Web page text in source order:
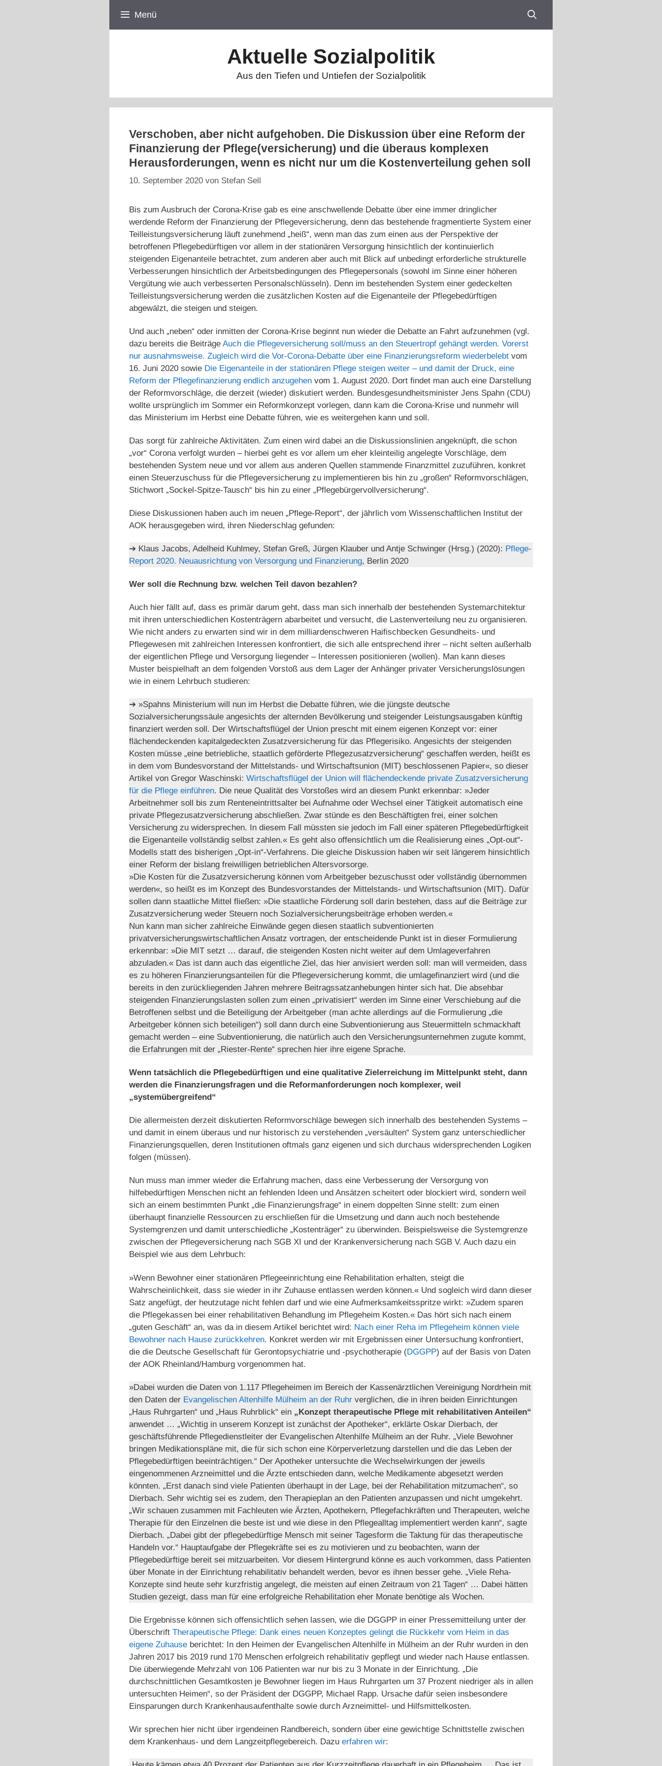
Menü
Aktuelle Sozialpolitik
Aus den Tiefen und Untiefen der Sozialpolitik
Verschoben, aber nicht aufgehoben. Die Diskussion über eine Reform der
Finanzierung der Pflege(versicherung) und die überaus komplexen
Herausforderungen, wenn es nicht nur um die Kostenverteilung gehen soll
10. September 2020 von Stefan Sell
Bis zum Ausbruch der Corona-Krise gab es eine anschwellende Debatte über eine immer dringlicher
werdende Reform der Finanzierung der Pflegeversicherung, denn das bestehende fragmentierte System einer
Teilleistungsversicherung läuft zunehmend „heiß“, wenn man das zum einen aus der Perspektive der
betroffenen Pflegebedürftigen vor allem in der stationären Versorgung hinsichtlich der kontinuierlich
steigenden Eigenanteile betrachtet, zum anderen aber auch mit Blick auf unbedingt erforderliche strukturelle
Verbesserungen hinsichtlich der Arbeitsbedingungen des Pflegepersonals (sowohl im Sinne einer höheren
Vergütung wie auch verbesserten Personalschlüsseln). Denn im bestehenden System einer gedeckelten
Teilleistungsversicherung werden die zusätzlichen Kosten auf die Eigenanteile der Pflegebedürftigen
abgewälzt, die steigen und steigen.
Und auch „neben“ oder inmitten der Corona-Krise beginnt nun wieder die Debatte an Fahrt aufzunehmen (vgl.
dazu bereits die Beiträge Auch die Pflegeversicherung soll/muss an den Steuertropf gehängt werden. Vorerst
nur ausnahmsweise. Zugleich wird die Vor-Corona-Debatte über eine Finanzierungsreform wiederbelebt vom
16. Juni 2020 sowie Die Eigenanteile in der stationären Pflege steigen weiter – und damit der Druck, eine
Reform der Pflegefinanzierung endlich anzugehen vom 1. August 2020. Dort findet man auch eine Darstellung
der Reformvorschläge, die derzeit (wieder) diskutiert werden. Bundesgesundheitsminister Jens Spahn (CDU)
wollte ursprünglich im Sommer ein Reformkonzept vorlegen, dann kam die Corona-Krise und nunmehr will
das Ministerium im Herbst eine Debatte führen, wie es weitergehen kann und soll.
Das sorgt für zahlreiche Aktivitäten. Zum einen wird dabei an die Diskussionslinien angeknüpft, die schon
„vor“ Corona verfolgt wurden – hierbei geht es vor allem um eher kleinteilig angelegte Vorschläge, dem
bestehenden System neue und vor allem aus anderen Quellen stammende Finanzmittel zuzuführen, konkret
einen Steuerzuschuss für die Pflegeversicherung zu implementieren bis hin zu „großen“ Reformvorschlägen,
Stichwort „Sockel-Spitze-Tausch“ bis hin zu einer „Pflegebürgervollversicherung“.
Diese Diskussionen haben auch im neuen „Pflege-Report“, der jährlich vom Wissenschaftlichen Institut der
AOK herausgegeben wird, ihren Niederschlag gefunden:
➔ Klaus Jacobs, Adelheid Kuhlmey, Stefan Greß, Jürgen Klauber und Antje Schwinger (Hrsg.) (2020): Pflege-
Report 2020. Neuausrichtung von Versorgung und Finanzierung, Berlin 2020
Wer soll die Rechnung bzw. welchen Teil davon bezahlen?
Auch hier fällt auf, dass es primär darum geht, dass man sich innerhalb der bestehenden Systemarchitektur
mit ihren unterschiedlichen Kostenträgern abarbeitet und versucht, die Lastenverteilung neu zu organisieren.
Wie nicht anders zu erwarten sind wir in dem milliardenschweren Haifischbecken Gesundheits- und
Pflegewesen mit zahlreichen Interessen konfrontiert, die sich alle entsprechend ihrer – nicht selten außerhalb
der eigentlichen Pflege und Versorgung liegender – Interessen positionieren (wollen). Man kann dieses
Muster beispielhaft an dem folgenden Vorstoß aus dem Lager der Anhänger privater Versicherungslösungen
wie in einem Lehrbuch studieren:
➔ »Spahns Ministerium will nun im Herbst die Debatte führen, wie die jüngste deutsche
Sozialversicherungssäule angesichts der alternden Bevölkerung und steigender Leistungsausgaben künftig
finanziert werden soll. Der Wirtschaftsflügel der Union prescht mit einem eigenen Konzept vor: einer
flächendeckenden kapitalgedeckten Zusatzversicherung für das Pflegerisiko. Angesichts der steigenden
Kosten müsse „eine betriebliche, staatlich geförderte Pflegezusatzversicherung“ geschaffen werden, heißt es
in dem vom Bundesvorstand der Mittelstands- und Wirtschaftsunion (MIT) beschlossenen Papier«, so dieser
Artikel von Gregor Waschinski: Wirtschaftsflügel der Union will flächendeckende private Zusatzversicherung
für die Pflege einführen. Die neue Qualität des Vorstoßes wird an diesem Punkt erkennbar: »Jeder
Arbeitnehmer soll bis zum Renteneintrittsalter bei Aufnahme oder Wechsel einer Tätigkeit automatisch eine
private Pflegezusatzversicherung abschließen. Zwar stünde es den Beschäftigten frei, einer solchen
Versicherung zu widersprechen. In diesem Fall müssten sie jedoch im Fall einer späteren Pflegebedürftigkeit
die Eigenanteile vollständig selbst zahlen.« Es geht also offensichtlich um die Realisierung eines „Opt-out“-
Modells statt des bisherigen „Opt-in“-Verfahrens. Die gleiche Diskussion haben wir seit längerem hinsichtlich
einer Reform der bislang freiwilligen betrieblichen Altersvorsorge.
»Die Kosten für die Zusatzversicherung können vom Arbeitgeber bezuschusst oder vollständig übernommen
werden«, so heißt es im Konzept des Bundesvorstandes der Mittelstands- und Wirtschaftsunion (MIT). Dafür
sollen dann staatliche Mittel fließen: »Die staatliche Förderung soll darin bestehen, dass auf die Beiträge zur
Zusatzversicherung weder Steuern noch Sozialversicherungsbeiträge erhoben werden.«
Nun kann man sicher zahlreiche Einwände gegen diesen staatlich subventionierten
privatversicherungswirtschaftlichen Ansatz vortragen, der entscheidende Punkt ist in dieser Formulierung
erkennbar: »Die MIT setzt … darauf, die steigenden Kosten nicht weiter auf dem Umlageverfahren
abzuladen.« Das ist dann auch das eigentliche Ziel, das hier anvisiert werden soll: man will vermeiden, dass
es zu höheren Finanzierungsanteilen für die Pflegeversicherung kommt, die umlagefinanziert wird (und die
bereits in den zurückliegenden Jahren mehrere Beitragssatzanhebungen hinter sich hat. Die absehbar
steigenden Finanzierungslasten sollen zum einen „privatisiert“ werden im Sinne einer Verschiebung auf die
Betroffenen selbst und die Beteiligung der Arbeitgeber (man achte allerdings auf die Formulierung „die
Arbeitgeber können sich beteiligen“) soll dann durch eine Subventionierung aus Steuermitteln schmackhaft
gemacht werden – eine Subventionierung, die natürlich auch den Versicherungsunternehmen zugute kommt,
die Erfahrungen mit der „Riester-Rente“ sprechen hier ihre eigene Sprache.
Wenn tatsächlich die Pflegebedürftigen und eine qualitative Zielerreichung im Mittelpunkt steht, dann
werden die Finanzierungsfragen und die Reformanforderungen noch komplexer, weil
„systemübergreifend“
Die allermeisten derzeit diskutierten Reformvorschläge bewegen sich innerhalb des bestehenden Systems –
und damit in einem überaus und nur historisch zu verstehenden „versäulten“ System ganz unterschiedlicher
Finanzierungsquellen, deren Institutionen oftmals ganz eigenen und sich durchaus widersprechenden Logiken
folgen (müssen).
Nun muss man immer wieder die Erfahrung machen, dass eine Verbesserung der Versorgung von
hilfebedürftigen Menschen nicht an fehlenden Ideen und Ansätzen scheitert oder blockiert wird, sondern weil
sich an einem bestimmten Punkt „die Finanzierungsfrage“ in einem doppelten Sinne stellt: zum einen
überhaupt finanzielle Ressourcen zu erschließen für die Umsetzung und dann auch noch bestehende
Systemgrenzen und damit unterschiedliche „Kostenträger“ zu überwinden. Beispielsweise die Systemgrenze
zwischen der Pflegeversicherung nach SGB XI und der Krankenversicherung nach SGB V. Auch dazu ein
Beispiel wie aus dem Lehrbuch:
»Wenn Bewohner einer stationären Pflegeeinrichtung eine Rehabili­tation erhalten, steigt die
Wahrscheinlichkeit, dass sie wieder in ihr Zuhause entlassen werden können.« Und sogleich wird dann dieser
Satz angefügt, der heutzutage nicht fehlen darf und wie eine Aufmerksamkeitsspritze wirkt: »Zudem sparen
die Pflegekassen bei einer rehabilitativen Behandlung im Pflegeheim Kosten.« Das hört sich nach einem
„guten Geschäft“ an, was da in diesem Artikel berichtet wird: Nach einer Reha im Pflegeheim können viele
Bewohner nach Hause zurückkehren. Konkret werden wir mit Ergebnissen einer Untersuchung konfrontiert,
die die Deutsche Gesellschaft für Geronto­psy­chi­atrie und -psychotherapie (DGGPP) auf der Basis von Daten
der AOK Rhein­land/Ham­burg vorgenommen hat.
»Dabei wurden die Daten von 1.117 Pflegeheimen im Bereich der Kassenärztlichen Vereinigung Nordrhein mit
den Daten der Evangelischen Altenhilfe Mülheim an der Ruhr verglichen, die in ihren beiden Einrichtungen
„Haus Ruhrgarten“ und „Haus Ruhrblick“ ein „Konzept therapeutische Pflege mit rehabilitativen Anteilen“
anwendet … „Wichtig in unserem Konzept ist zunächst der Apotheker“, erklärte Oskar Dierbach, der
geschäftsführende Pflegedienstleiter der Evangelischen Altenhilfe Mülheim an der Ruhr. „Viele Bewohner
bringen Medikationspläne mit, die für sich schon eine Körperverletzung darstellen und die das Leben der
Pflegebedürftigen beeinträchtigen.“ Der Apotheker untersuchte die Wechselwirkungen der jeweils
eingenommenen Arznei­mittel und die Ärzte entschieden dann, welche Medikamente abgesetzt werden
könnten. „Erst danach sind viele Patienten überhaupt in der Lage, bei der Rehabilitation mitzu­machen“, so
Dierbach. Sehr wichtig sei es zudem, den Therapieplan an den Patienten anzupassen und nicht umgekehrt.
„Wir schauen zusammen mit Fachleuten wie Ärzten, Apothekern, Pflegefach­kräften und Therapeuten, welche
Therapie für den Einzelnen die beste ist und wie diese in den Pflegealltag implementiert werden kann“, sagte
Dierbach. „Dabei gibt der pflegebedürftige Mensch mit seiner Tagesform die Taktung für das thera­peutische
Handeln vor.“ Hauptaufgabe der Pflegekräfte sei es zu motivieren und zu beob­achten, wann der
Pflegebedürftige bereit sei mitzuarbeiten. Vor diesem Hintergrund könne es auch vorkommen, dass Patienten
über Monate in der Einrichtung rehabilitativ behandelt werden, bevor es ihnen besser gehe. „Viele Reha-
Konzepte sind heute sehr kurzfristig angelegt, die meisten auf einen Zeitraum von 21 Tagen“ … Dabei hätten
Studien gezeigt, dass man für eine erfolgreiche Rehabilitation eher Monate benötige als Wochen.
Die Ergebnisse können sich offensichtlich sehen lassen, wie die DGGPP in einer Pressemitteilung unter der
Überschrift Therapeutische Pflege: Dank eines neuen Konzeptes gelingt die Rückkehr vom Heim in das
eigene Zuhause berichtet: In den Heimen der Evangelischen Altenhilfe in Mülheim an der Ruhr wurden in den
Jahren 2017 bis 2019 rund 170 Menschen erfolgreich rehabilitativ gepflegt und wieder nach Hause entlassen.
Die überwiegende Mehrzahl von 106 Patienten war nur bis zu 3 Monate in der Einrichtung. „Die
durchschnittlichen Gesamtkosten je Bewohner liegen im Haus Ruhrgarten um 37 Prozent niedriger als in allen
untersuchten Heimen“, so der Präsident der DGGPP, Michael Rapp. Ursache dafür seien insbesondere
Einsparungen durch Kranken­haus­auf­enthalte sowie durch Arzneimittel- und Hilfsmittelkosten.
Wir sprechen hier nicht über irgendeinen Randbereich, sondern über eine gewichtige Schnittstelle zwischen
dem Krankenhaus- und dem Langzeitpflegebereich. Dazu erfahren wir: